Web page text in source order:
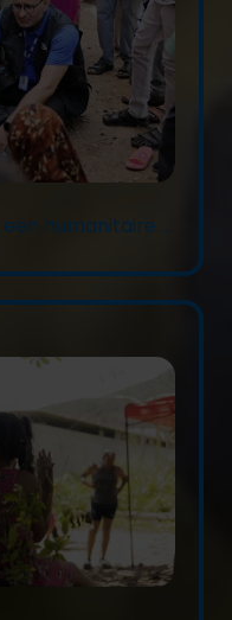
humanitaire ...